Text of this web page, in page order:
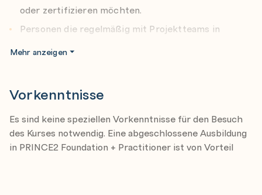
Verstehen und Anwenden der MSP Prozesse
Deliver the capabilities
Embed the outcomes
Evaluate new information
oder zertifizieren möchten.
Personen die regelmäßig mit Projektteams in
Information Worker*innen
Mehr anzeigen
Vorkenntnisse
Es sind keine speziellen Vorkenntnisse für den Besuch
des Kurses notwendig. Eine abgeschlossene Ausbildung
in PRINCE2 Foundation + Practitioner ist von Vorteil